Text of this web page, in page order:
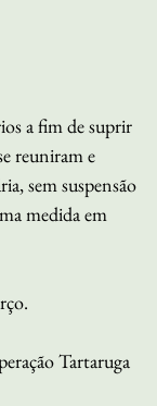
a fim de suprir
reuniram e
sem suspensão
medida em
Tartaruga